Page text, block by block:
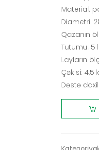
Material:
Diametri:
Qazanın
Tutumu: 5
Layların
Çəkisi: 4,5
Dəstə